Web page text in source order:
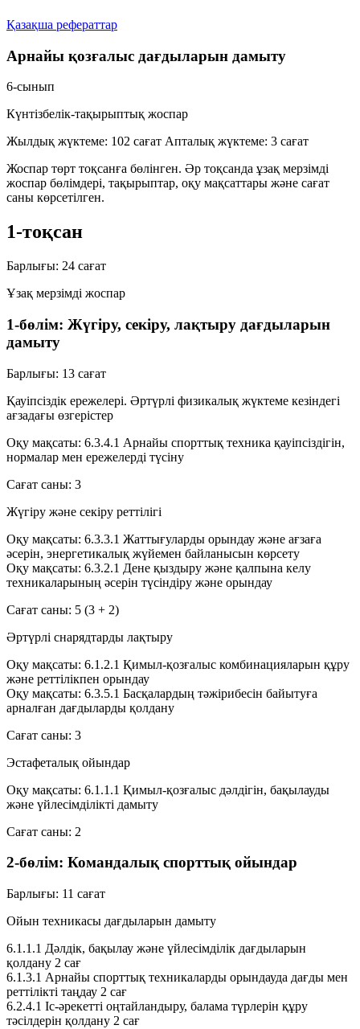
Қазақша рефераттар
Арнайы қозғалыс дағдыларын дамыту
6-сынып
Күнтізбелік-тақырыптық жоспар
Жылдық жүктеме: 102 сағат Апталық жүктеме: 3 сағат
Жоспар төрт тоқсанға бөлінген. Әр тоқсанда ұзақ мерзімді
жоспар бөлімдері, тақырыптар, оқу мақсаттары және сағат
саны көрсетілген.
1-тоқсан
Барлығы: 24 сағат
Ұзақ мерзімді жоспар
1-бөлім: Жүгіру, секіру, лақтыру дағдыларын
дамыту
Барлығы: 13 сағат
Қауіпсіздік ережелері. Әртүрлі физикалық жүктеме кезіндегі
ағзадағы өзгерістер
Оқу мақсаты: 6.3.4.1 Арнайы спорттық техника қауіпсіздігін,
нормалар мен ережелерді түсіну
Сағат саны: 3
Жүгіру және секіру реттілігі
Оқу мақсаты: 6.3.3.1 Жаттығуларды орындау және ағзаға
әсерін, энергетикалық жүйемен байланысын көрсету
Оқу мақсаты: 6.3.2.1 Дене қыздыру және қалпына келу
техникаларының әсерін түсіндіру және орындау
Сағат саны: 5 (3 + 2)
Әртүрлі снарядтарды лақтыру
Оқу мақсаты: 6.1.2.1 Қимыл-қозғалыс комбинацияларын құру
және реттілікпен орындау
Оқу мақсаты: 6.3.5.1 Басқалардың тәжірибесін байытуға
арналған дағдыларды қолдану
Сағат саны: 3
Эстафеталық ойындар
Оқу мақсаты: 6.1.1.1 Қимыл-қозғалыс дәлдігін, бақылауды
және үйлесімділікті дамыту
Сағат саны: 2
2-бөлім: Командалық спорттық ойындар
Барлығы: 11 сағат
Ойын техникасы дағдыларын дамыту
6.1.1.1 Дәлдік, бақылау және үйлесімділік дағдыларын
қолдану 2 сағ
6.1.3.1 Арнайы спорттық техникаларды орындауда дағды мен
реттілікті таңдау 2 сағ
6.2.4.1 Іс-әрекетті оңтайландыру, балама түрлерін құру
тәсілдерін қолдану 2 сағ